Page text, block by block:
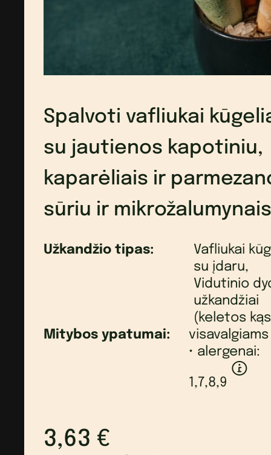
Spalvoti vafliukai
su jautienos kapotiniu,
kaparėliais ir
sūriu ir mikrožalumynais
Užkandžio tipas:
Vafliukai
su įdaru,
Vidutinio
užkandžiai
(keletos
Mitybos ypatumai:
visavalgiams
• alergenai:
1,7,8,9
3,63 €